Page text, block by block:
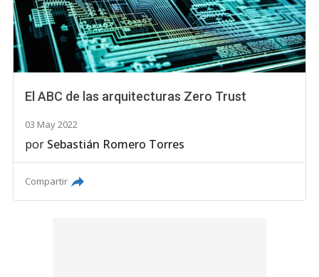
El ABC de las arquitecturas Zero Trust
03 May 2022
por Sebastián Romero Torres
Compartir